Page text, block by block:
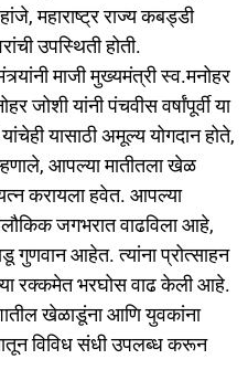
महाराष्ट्र राज्य कबड्डी
उपस्थिती होती.
माजी मुख्यमंत्री स्व.मनोहर
जोशी यांनी पंचवीस वर्षांपूर्वी या
यासाठी अमूल्य योगदान होते,
आपल्या मातीतला खेळ
करायला हवेत. आपल्या
जगभरात वाढविला आहे,
गुणवान आहेत. त्यांना प्रोत्साहन
रक्कमेत भरघोस वाढ केली आहे.
खेळाडूंना आणि युवकांना
विविध संधी उपलब्ध करून